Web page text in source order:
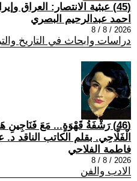
(45) عبثية الانتصار: العراق وإيران في ذكرى 8/8
احمد عبدالرحيم البصري
2026 / 8 / 8
دراسات وابحاث في التاريخ
(46) رَشْفَةُ قَهْوَةٍ... مَعَ فَنَاجِينِ
الْفَلَّاحِي. بقلم الكاتب الناقد
فاطمة الفلاحي
2026 / 8 / 8
الادب والفن